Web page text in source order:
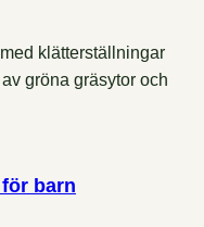
barn